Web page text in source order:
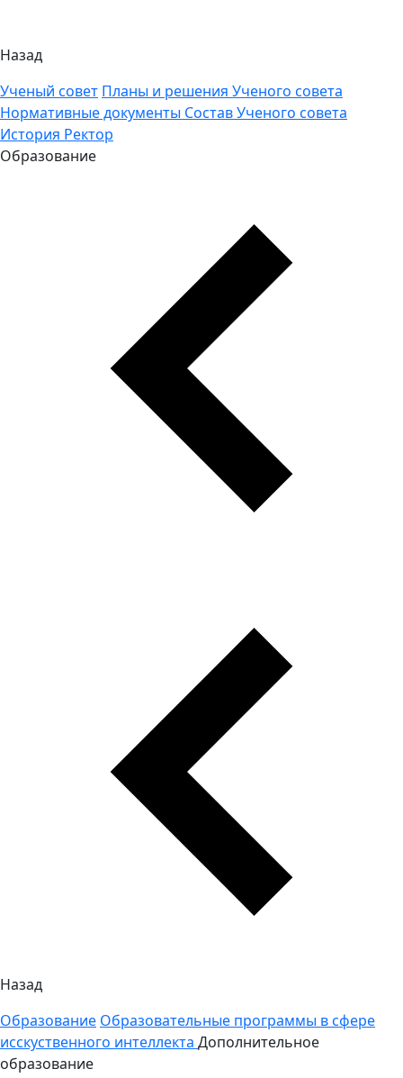
Назад
Ученый совет Планы и решения Ученого совета
Нормативные документы Состав Ученого совета
История Ректор
Образование
Назад
Образование Образовательные программы в сфере
исскуственного интеллекта Дополнительное
образование